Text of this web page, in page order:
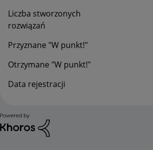
Liczba stworzonych
rozwiązań
Przyznane "W punkt!"
Otrzymane "W punkt!"
Data rejestracji